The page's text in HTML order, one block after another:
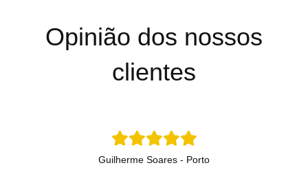
Opinião dos nossos
clientes
Guilherme Soares - Porto